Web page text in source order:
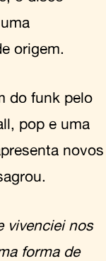
origem.
do funk pelo
pop e uma
novos
vivenciei nos
forma de